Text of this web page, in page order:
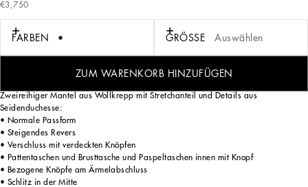
FARBEN GRÖSSE Auswählen
€3,750
ZUM WARENKORB HINZUFÜGEN
von Dolce&Gabbana. Sie heben sich durch die klaren Volumen, den sartorialen
Schnitt und die neuen Proportionen hervor. Mäntel, Pullover, weiße Hemden,
Oversize-Hosen, Korsett-Bauchbinden und taillenbetonende Schärpenbänder sind
eine Neuauflage der Kollektion HW 99/00. Schwarz, das zentrale Thema, steht
für Eleganz, Strenge und Verführung und erinnert in Form von Kristallstickereien
an das feuchte Vulkangestein des Ätna und des Stromboli.
Zweireihiger Mantel aus Wollkrepp mit Stretchanteil und Details aus
Seidenduchesse:
• Normale Passform
• Steigendes Revers
• Verschluss mit verdeckten Knöpfen
• Pattentaschen und Brusttasche und Paspeltaschen innen mit Knopf
• Bezogene Knöpfe am Ärmelabschluss
• Schlitz in der Mitte